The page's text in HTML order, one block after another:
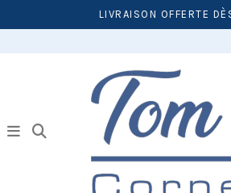
LIVRAISON OFFERTE